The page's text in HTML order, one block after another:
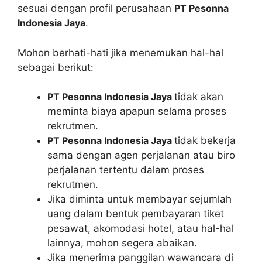
sesuai dengan profil perusahaan PT Pesonna
Indonesia Jaya.
Mohon berhati-hati jika menemukan hal-hal
sebagai berikut:
PT Pesonna Indonesia Jaya tidak akan
meminta biaya apapun selama proses
rekrutmen.
PT Pesonna Indonesia Jaya tidak bekerja
sama dengan agen perjalanan atau biro
perjalanan tertentu dalam proses
rekrutmen.
Jika diminta untuk membayar sejumlah
uang dalam bentuk pembayaran tiket
pesawat, akomodasi hotel, atau hal-hal
lainnya, mohon segera abaikan.
Jika menerima panggilan wawancara di